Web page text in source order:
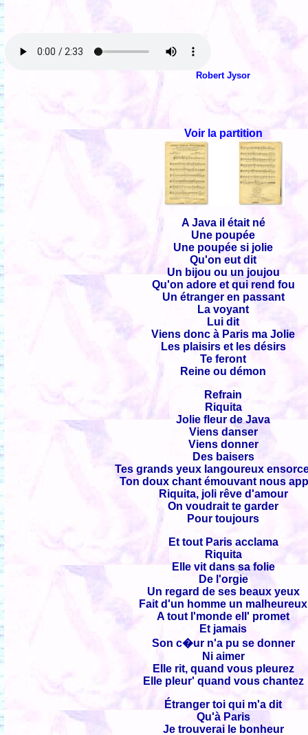
Robert Jysor
Voir la partition
A Java il était né
Une poupée
Une poupée si jolie
Qu'on eut dit
Un bijou ou un joujou
Qu'on adore et qui rend fou
Un étranger en passant
La voyant
Lui dit
Viens donc à Paris ma Jolie
Les plaisirs et les désirs
Te feront
Reine ou démon
Refrain
Riquita
Jolie fleur de Java
Viens danser
Viens donner
Des baisers
Tes grands yeux langoureux
Ton doux chant émouvant nous
Riquita, joli rêve d'amour
On voudrait te garder
Pour toujours
Et tout Paris acclama
Riquita
Elle vit dans sa folie
De l'orgie
Un regard de ses beaux yeux
Fait d'un homme un malheureux
A tout l'monde ell' promet
Et jamais
Son c�ur n'a pu se donner
Ni aimer
Elle rit, quand vous pleurez
Elle pleur' quand vous chantez
Étranger toi qui m'a dit
Qu'à Paris
Je trouverai le bonheur